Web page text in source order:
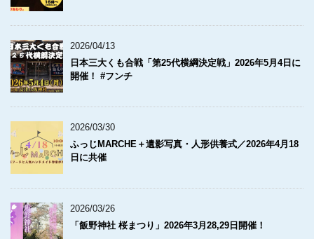
2026/04/13
日本三大くも合戦「第25代横綱決定戦」2026年5月4日に
開催！ #フンチ
2026/03/30
ふっじMARCHE＋遺影写真・人形供養式／2026年4月18
日に共催
2026/03/26
「飯野神社 桜まつり」2026年3月28,29日開催！